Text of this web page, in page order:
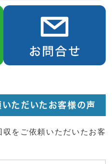
ただいたお客様の声
をご依頼いただいたお客